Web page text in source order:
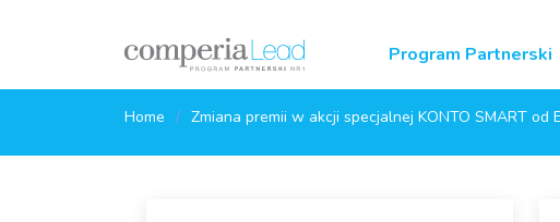
Program Partnerski
Home Zmiana premii w akcji specjalnej KONTO SMART od